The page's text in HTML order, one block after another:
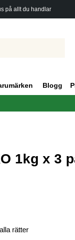
på allt du handlar
Blogg
1kg x 3
rätter